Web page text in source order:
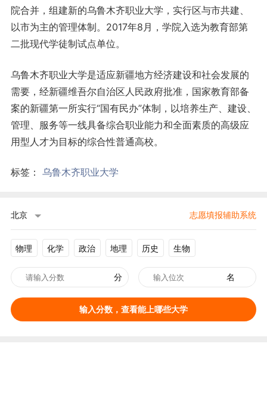
院合并，组建新的乌鲁木齐职业大学，实行区与市共建、
以市为主的管理体制。2017年8月，学院入选为教育部第
二批现代学徒制试点单位。
乌鲁木齐职业大学是适应新疆地方经济建设和社会发展的
需要，经新疆维吾尔自治区人民政府批准，国家教育部备
案的新疆第一所实行“国有民办”体制，以培养生产、建设、
管理、服务等一线具备综合职业能力和全面素质的高级应
用型人才为目标的综合性普通高校。
标签： 乌鲁木齐职业大学
北京 志愿填报辅助系统
物理 化学 政治 地理 历史 生物
分 名
输入分数，查看能上哪些大学